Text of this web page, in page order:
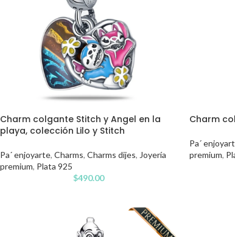
Charm colgante Stitch y Angel en la
playa, colección Lilo y Stitch
Pa´ enjoyarte, Charms, Charms dijes, Joyería
premium, Plata 925
$490.00
Charm
Pa´
premium,